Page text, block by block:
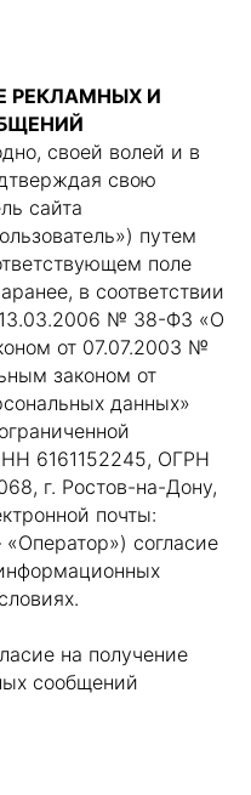
РЕКЛАМНЫХ И
своей волей и в
свою
сайта
путем
поле
в соответствии
№ 38-ФЗ «О
от 07.07.2003 №
законом от
данных»
6161152245, ОГРН
г. Ростов-на-Дону,
почты:
согласие
на получение
сообщений